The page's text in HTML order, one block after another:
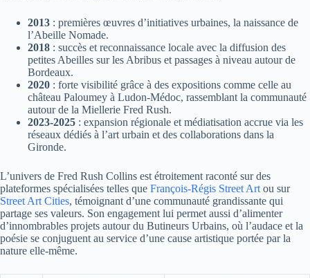
2013 : premières œuvres d’initiatives urbaines, la naissance de
l’Abeille Nomade.
2018 : succès et reconnaissance locale avec la diffusion des
petites Abeilles sur les Abribus et passages à niveau autour de
Bordeaux.
2020 : forte visibilité grâce à des expositions comme celle au
château Paloumey à Ludon-Médoc, rassemblant la communauté
autour de la Miellerie Fred Rush.
2023-2025 : expansion régionale et médiatisation accrue via les
réseaux dédiés à l’art urbain et des collaborations dans la
Gironde.
L’univers de Fred Rush Collins est étroitement raconté sur des
plateformes spécialisées telles que François-Régis Street Art ou sur
Street Art Cities, témoignant d’une communauté grandissante qui
partage ses valeurs. Son engagement lui permet aussi d’alimenter
d’innombrables projets autour du Butineurs Urbains, où l’audace et la
poésie se conjuguent au service d’une cause artistique portée par la
nature elle-même.